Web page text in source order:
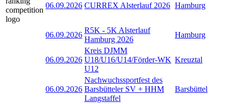
06.09.2026 CURREX Alsterlauf 2026 Hamburg
06.09.2026
R5K - 5K Alsterlauf
Hamburg 2026
Hamburg
06.09.2026
Kreis DJMM
U18/U16/U14/Förder-WK
U12
Kreuztal
06.09.2026
Nachwuchssportfest des
Barsbütteler SV + HHM
Langstaffel
Barsbüttel